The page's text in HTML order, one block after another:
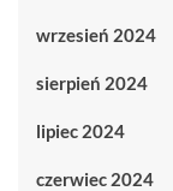
wrzesień 2024
sierpień 2024
lipiec 2024
czerwiec 2024